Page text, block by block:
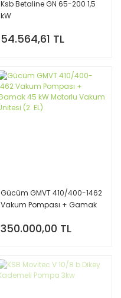
Ksb Betaline GN 65-200 1,5
kW
54.564,61 TL
Gücüm GMVT 410/400-1462
Vakum Pompası + Gamak
(2. EL)
350.000,00 TL